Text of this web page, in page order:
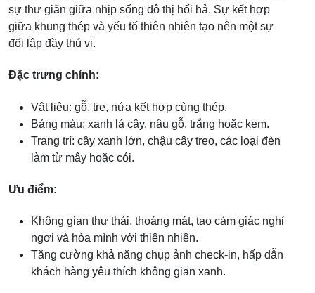
sự thư giãn giữa nhịp sống đô thị hối hả. Sự kết hợp
giữa khung thép và yếu tố thiên nhiên tạo nên một sự
đối lập đầy thú vị.
Đặc trưng chính:
Vật liệu: gỗ, tre, nứa kết hợp cùng thép.
Bảng màu: xanh lá cây, nâu gỗ, trắng hoặc kem.
Trang trí: cây xanh lớn, chậu cây treo, các loại đèn
làm từ mây hoặc cói.
Ưu điểm:
Không gian thư thái, thoáng mát, tạo cảm giác nghỉ
ngơi và hòa mình với thiên nhiên.
Tăng cường khả năng chụp ảnh check-in, hấp dẫn
khách hàng yêu thích không gian xanh.